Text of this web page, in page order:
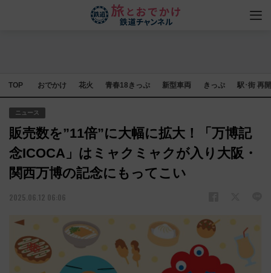
TOP おでかけ 花火 青春18きっぷ 新型車両 きっぷ 駅･街 再
ニュース
販売数を”11倍”に大幅に拡大！「万博記
念ICOCA」はミャクミャクが入り大阪・
関西万博の記念にもってこい
2025.06.12 06:06